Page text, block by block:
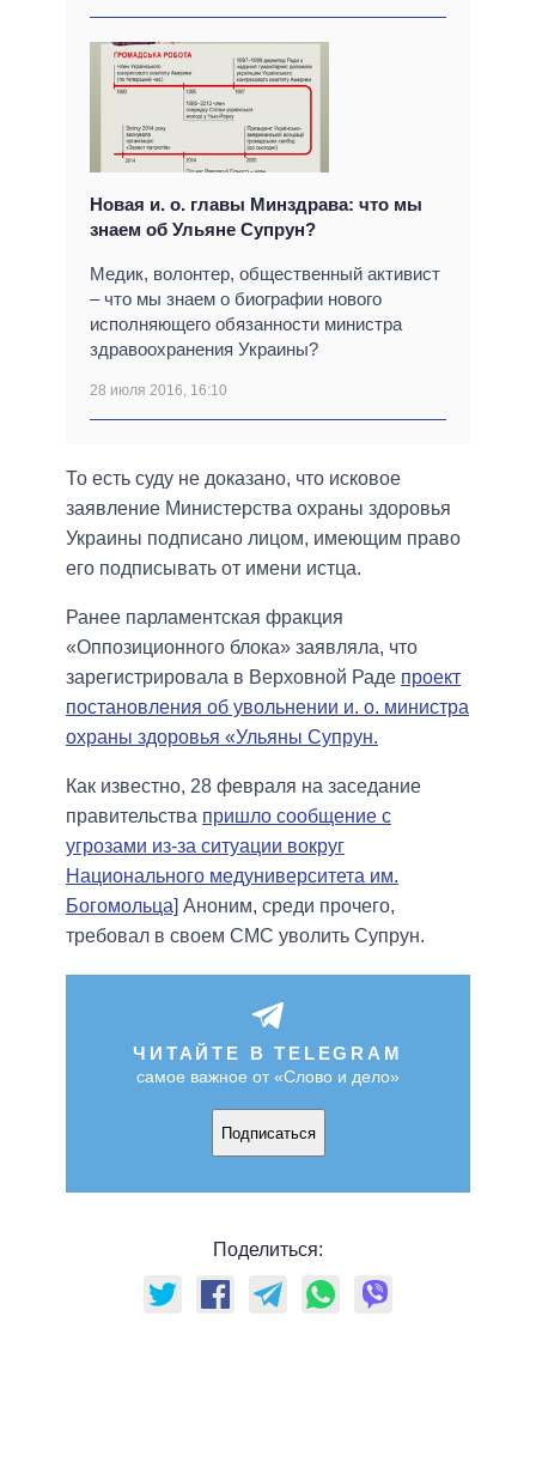
Новая и. о. главы Минздрава: что мы
знаем об Ульяне Супрун?
Медик, волонтер, общественный активист
– что мы знаем о биографии нового
исполняющего обязанности министра
здравоохранения Украины?
28 июля 2016, 16:10
То есть суду не доказано, что исковое
заявление Министерства охраны здоровья
Украины подписано лицом, имеющим право
его подписывать от имени истца.
Ранее парламентская фракция
«Оппозиционного блока» заявляла, что
зарегистрировала в Верховной Раде проект
постановления об увольнении и. о. министра
охраны здоровья «Ульяны Супрун.
Как известно, 28 февраля на заседание
правительства пришло сообщение с
угрозами из-за ситуации вокруг
Национального медуниверситета им.
Богомольца] Аноним, среди прочего,
требовал в своем СМС уволить Супрун.
ЧИТАЙТЕ В TELEGRAM
самое важное от «Слово и дело»
Подписаться
Поделиться: